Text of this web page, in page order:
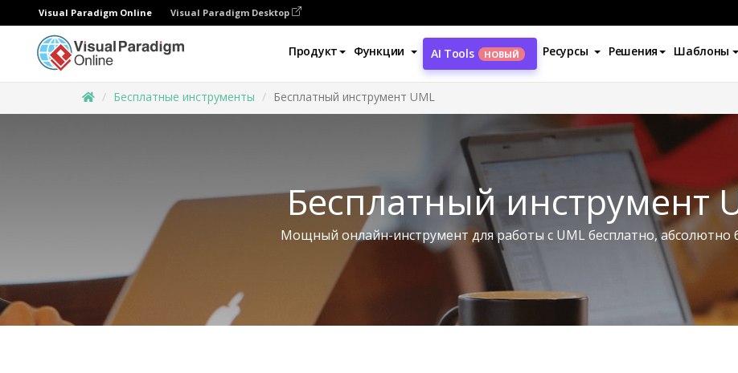
Visual Paradigm Online Visual Paradigm Desktop
Продукт Функции AI Tools НОВЫЙ Ресурсы Решения Шаблоны
Бесплатные инструменты Бесплатный инструмент UML
Бесплатный инструмент
Мощный онлайн-инструмент для работы с UML бесплатно, абсолютно